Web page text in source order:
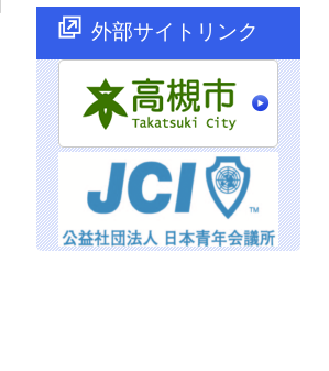
外部サイトリンク